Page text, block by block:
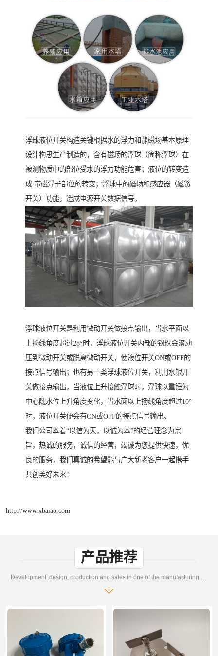
浮球液位开关构造关键根据水的浮力和静磁场基本原理
设计构思生产制造的，含有磁场的浮球（简称浮球）在
被测物质中的部位受水的浮力功能危害；液位的转变造
成 带磁浮子部位的转变；浮球中的磁场和感应器（磁簧
开关）功能，造成电源开关数据信号。
浮球液位开关是利用微动开关做接点输出，当水平面以
上扬线角度超过28°时，浮球液位开关内部的钢珠会滚动
压到微动开关或脱离微动开关，使液位开关ON或OFF的
接点信号输出；也有另一类浮球液位开关，利用水银开
关做接点输出，当液位上升接触浮球时，浮球以重锤为
中心随水位上升角度变化，当水面以上扬线角度超过10°
时，液位开关便会有ON或OFF的接点信号输出。
我们公司本着“以信为天，以诚为本”的经营理念为宗
旨，热诚的服务，诚信的经营，竭诚为您提供快速，优
良的服务，我们真诚的希望能与广大新老客户一起携手
共创美好未来！
http://www.xbaiao.com
产品推荐
Development, design, production and sales in one of the manufacturing enterprises